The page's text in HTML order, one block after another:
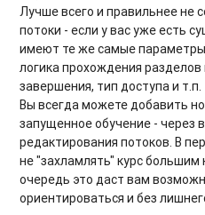
Лучше всего и правильнее не
потоки - если у вас уже есть
имеют те же самые
логика прохождения разделов
завершения, тип доступа и т.п.
Вы всегда можете добавить
запущенное обучение - через
редактирования потоков. В
не "захламлять" курс
очередь это даст вам
ориентироваться и без